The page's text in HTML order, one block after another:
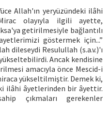
Allah'ın yeryüzündeki ilâhi
olayıyla ilgili ayette,
getirilmesiyle bağlantılı
göstermek için...”
dileseydi Resulullah (s.a.v.)'ı
Ancak kendisine
amacıyla önce Mescid-i
yükseltilmiştir. Demek ki,
ilâhi âyetlerinden bir âyettir.
çıkmaları gerekenler